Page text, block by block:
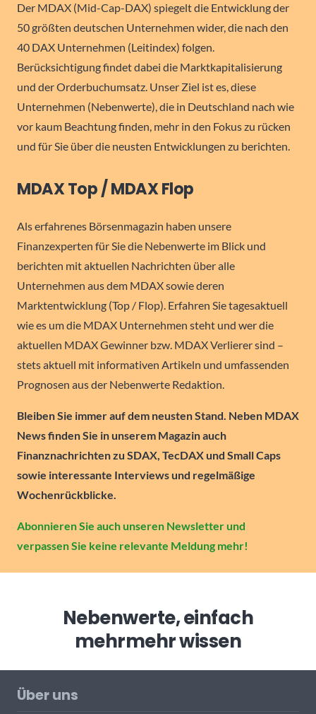
Der MDAX (Mid-Cap-DAX) spiegelt die Entwicklung der
50 größten deutschen Unternehmen wider, die nach den
40 DAX Unternehmen (Leitindex) folgen.
Berücksichtigung findet dabei die Marktkapitalisierung
und der Orderbuchumsatz. Unser Ziel ist es, diese
Unternehmen (Nebenwerte), die in Deutschland nach wie
vor kaum Beachtung finden, mehr in den Fokus zu rücken
und für Sie über die neusten Entwicklungen zu berichten.
MDAX Top / MDAX Flop
Als erfahrenes Börsenmagazin haben unsere
Finanzexperten für Sie die Nebenwerte im Blick und
berichten mit aktuellen Nachrichten über alle
Unternehmen aus dem MDAX sowie deren
Marktentwicklung (Top / Flop). Erfahren Sie tagesaktuell
wie es um die MDAX Unternehmen steht und wer die
aktuellen MDAX Gewinner bzw. MDAX Verlierer sind –
stets aktuell mit informativen Artikeln und umfassenden
Prognosen aus der Nebenwerte Redaktion.
Bleiben Sie immer auf dem neusten Stand. Neben MDAX
News finden Sie in unserem Magazin auch
Finanznachrichten zu SDAX, TecDAX und Small Caps
sowie interessante Interviews und regelmäßige
Wochenrückblicke.
Abonnieren Sie auch unseren Newsletter und
verpassen Sie keine relevante Meldung mehr!
Nebenwerte, einfach
mehrmehr wissen
Über uns